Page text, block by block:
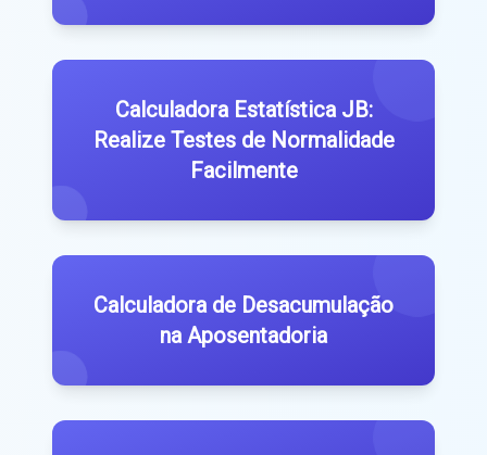
Calculadora Estatística JB:
Realize Testes de Normalidade
Facilmente
Calculadora de Desacumulação
na Aposentadoria